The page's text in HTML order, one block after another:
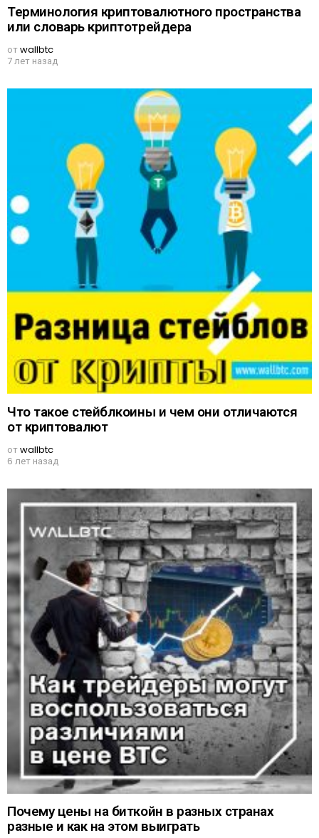
Терминология криптовалютного пространства
или словарь криптотрейдера
отwallbtc
7 лет назад
Что такое стейблкоины и чем они отличаются
от криптовалют
отwallbtc
6 лет назад
Почему цены на биткойн в разных странах
разные и как на этом выиграть